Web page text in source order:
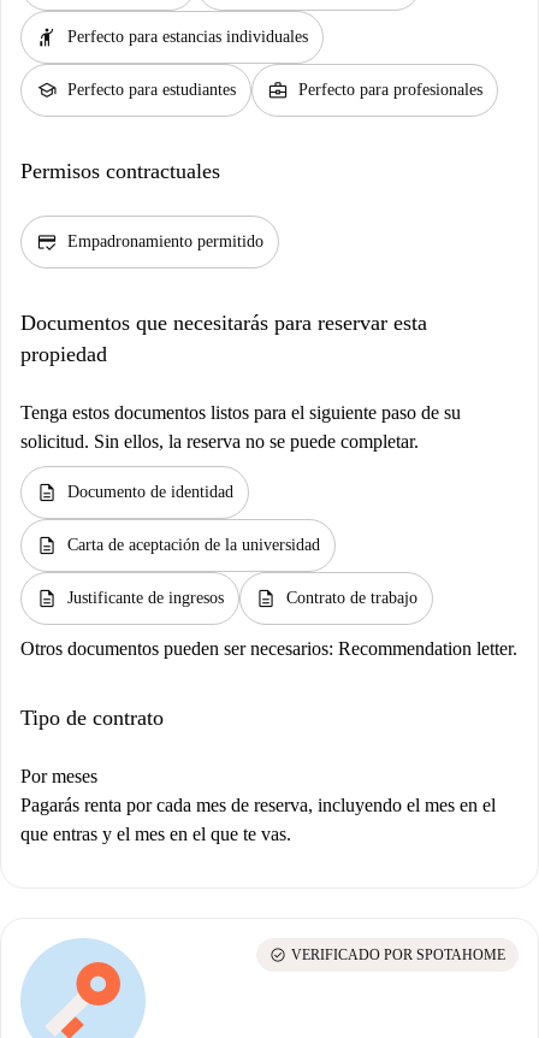
hail Perfecto para estancias individuales
school Perfecto para estudiantes business_center Perfecto para profesionales
Permisos contractuales
credit_score Empadronamiento permitido
Documentos que necesitarás para reservar esta
propiedad
Tenga estos documentos listos para el siguiente paso de su
solicitud. Sin ellos, la reserva no se puede completar.
description Documento de identidad
description Carta de aceptación de la universidad
description Justificante de ingresos description Contrato de trabajo
Otros documentos pueden ser necesarios: Recommendation letter.
Tipo de contrato
Por meses
Pagarás renta por cada mes de reserva, incluyendo el mes en el
que entras y el mes en el que te vas.
check_circle VERIFICADO POR SPOTAHOME